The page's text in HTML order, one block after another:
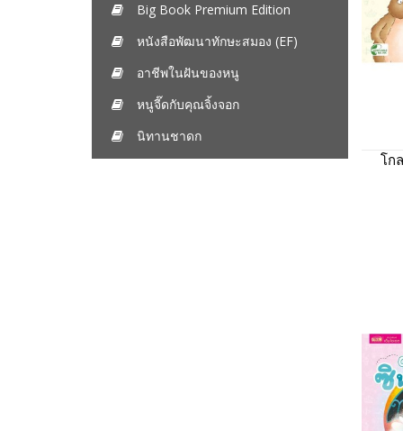
Big Book Premium Edition
หนังสือพัฒนาทักษะสมอง (EF)
อาชีพในฝันของหนู
หนูจี๊ดกับคุณจิ้งจอก
นิทานชาดก
โก